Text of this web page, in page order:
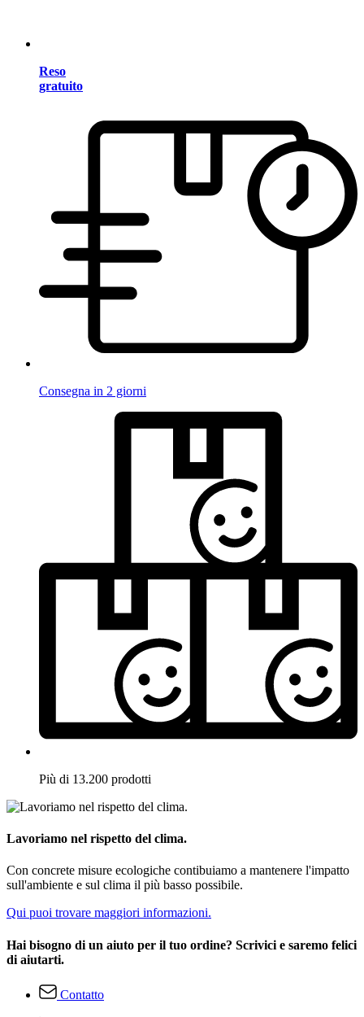
Reso
gratuito
Consegna in 2 giorni
Più di 13.200 prodotti
Lavoriamo nel rispetto del clima.
Con concrete misure ecologiche contibuiamo a mantenere l'impatto
sull'ambiente e sul clima il più basso possibile.
Qui puoi trovare maggiori informazioni.
Hai bisogno di un aiuto per il tuo ordine? Scrivici e saremo felici
di aiutarti.
Contatto